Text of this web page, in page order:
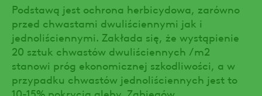
Podstawą jest ochrona herbicydowa, zarówno
przed chwastami dwuliściennymi jak i
jednoliściennymi. Zakłada się, że wystąpienie
20 sztuk chwastów dwuliściennych /m2
stanowi próg ekonomicznej szkodliwości, a w
przypadku chwastów jednoliściennych jest to
10-15% pokrycia gleby. Zabiegów